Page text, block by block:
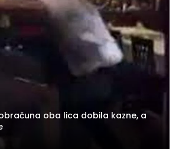
oba lica dobila kazne, a